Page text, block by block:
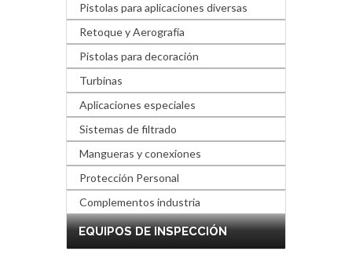
Pistolas para aplicaciones diversas
Retoque y Aerografía
Pistolas para decoración
Turbinas
Aplicaciones especiales
Sistemas de filtrado
Mangueras y conexiones
Protección Personal
Complementos industria
EQUIPOS DE INSPECCIÓN